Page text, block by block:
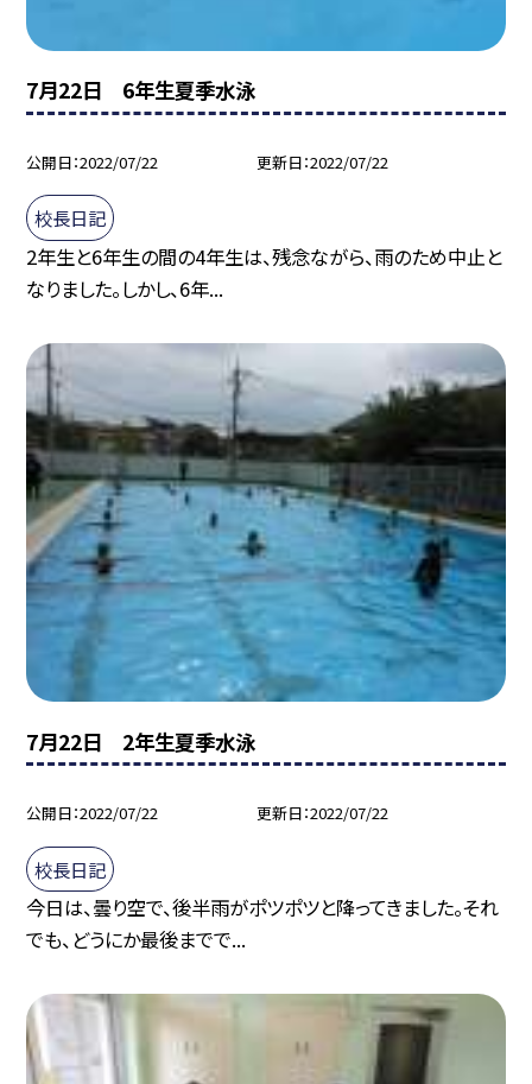
7月22日 6年生夏季水泳
公開日 2022/07/22 更新日 2022/07/22
校長日記
2年生と6年生の間の4年生は、残念ながら、雨のため中止と
なりました。しかし、6年...
7月22日 2年生夏季水泳
公開日 2022/07/22 更新日 2022/07/22
校長日記
今日は、曇り空で、後半雨がポツポツと降ってきました。それ
でも、どうにか最後までで...